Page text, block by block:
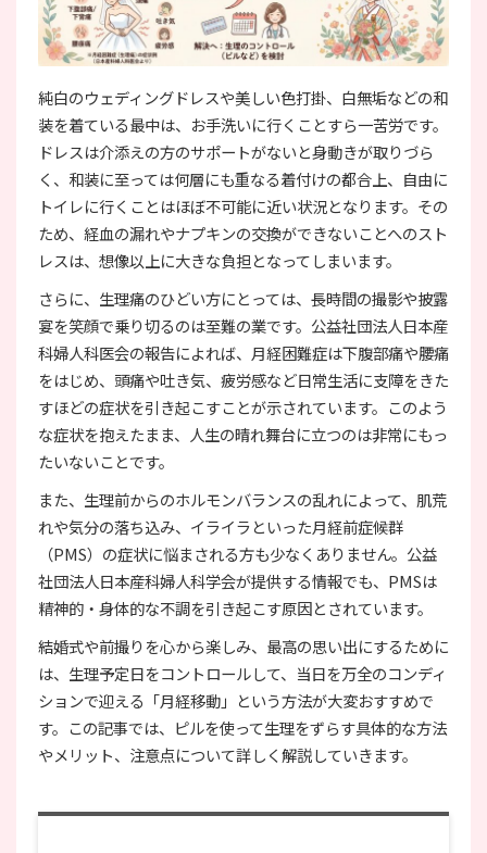
純白のウェディングドレスや美しい色打掛、白無垢などの和
装を着ている最中は、お手洗いに行くことすら一苦労です。
ドレスは介添えの方のサポートがないと身動きが取りづら
く、和装に至っては何層にも重なる着付けの都合上、自由に
トイレに行くことはほぼ不可能に近い状況となります。その
ため、経血の漏れやナプキンの交換ができないことへのスト
レスは、想像以上に大きな負担となってしまいます。
さらに、生理痛のひどい方にとっては、長時間の撮影や披露
宴を笑顔で乗り切るのは至難の業です。公益社団法人日本産
科婦人科医会の報告によれば、月経困難症は下腹部痛や腰痛
をはじめ、頭痛や吐き気、疲労感など日常生活に支障をきた
すほどの症状を引き起こすことが示されています。このよう
な症状を抱えたまま、人生の晴れ舞台に立つのは非常にもっ
たいないことです。
また、生理前からのホルモンバランスの乱れによって、肌荒
れや気分の落ち込み、イライラといった月経前症候群
（PMS）の症状に悩まされる方も少なくありません。公益
社団法人日本産科婦人科学会が提供する情報でも、PMSは
精神的・身体的な不調を引き起こす原因とされています。
結婚式や前撮りを心から楽しみ、最高の思い出にするために
は、生理予定日をコントロールして、当日を万全のコンディ
ションで迎える「月経移動」という方法が大変おすすめで
す。この記事では、ピルを使って生理をずらす具体的な方法
やメリット、注意点について詳しく解説していきます。